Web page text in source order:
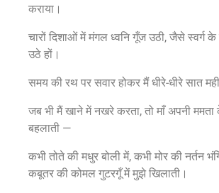
कराया।
चारों दिशाओं में मंगल ध्वनि गूँज उठी, जैसे स्वर्ग के
उठे हों।
समय की रथ पर सवार होकर मैं धीरे-धीरे सात
जब भी मैं खाने में नखरे करता, तो माँ अपनी
बहलाती —
कभी तोते की मधुर बोली में, कभी मोर की नर्तन
कबूतर की कोमल गुटरगूँ में मुझे खिलाती।